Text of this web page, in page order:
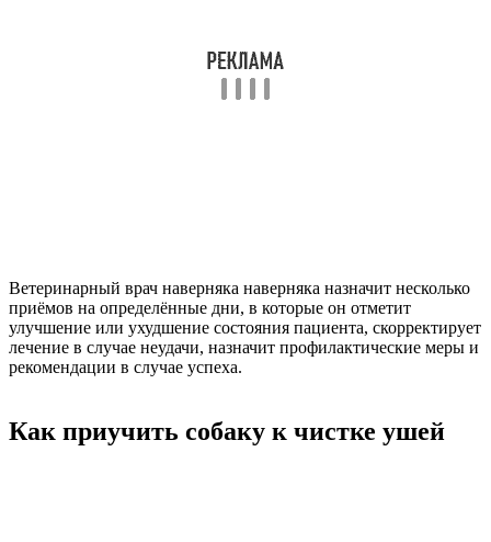
Ветеринарный врач наверняка наверняка назначит несколько
приёмов на определённые дни, в которые он отметит
улучшение или ухудшение состояния пациента, скорректирует
лечение в случае неудачи, назначит профилактические меры и
рекомендации в случае успеха.
Как приучить собаку к чистке ушей